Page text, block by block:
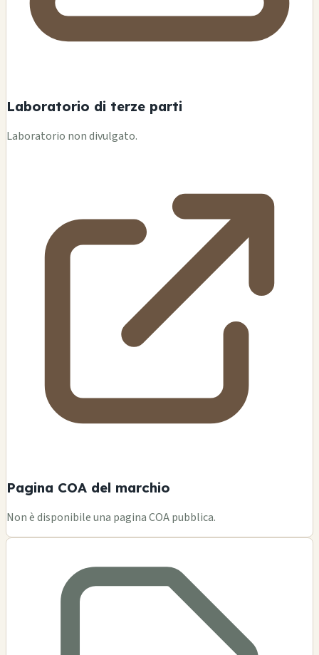
Laboratorio di terze parti
Laboratorio non divulgato.
Pagina COA del marchio
Non è disponibile una pagina COA pubblica.